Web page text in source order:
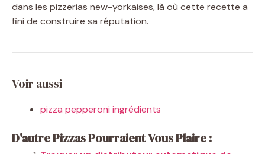
dans les pizzerias new-yorkaises, là où cette recette a
fini de construire sa réputation.
Voir aussi
pizza pepperoni ingrédients
D'autre Pizzas Pourraient Vous Plaire :